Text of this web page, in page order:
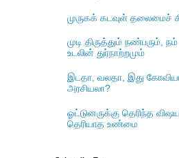
முருகக் கடவுள் தலைமைச்
முடி திருத்தும் நண்பரும், நம்
உடலின் துர்நாற்றமும்
இடதா, வலதா, இது
அரசியலா?
ஓட்டுனருக்கு தெரிந்த
தெரியாத உண்மை